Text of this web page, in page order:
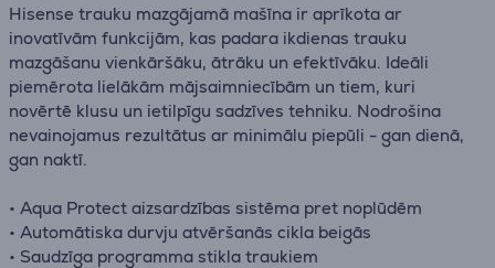
Hisense trauku mazgājamā mašīna ir aprīkota ar
inovatīvām funkcijām, kas padara ikdienas trauku
mazgāšanu vienkāršāku, ātrāku un efektīvāku. Ideāli
piemērota lielākām mājsaimniecībām un tiem, kuri
novērtē klusu un ietilpīgu sadzīves tehniku. Nodrošina
nevainojamus rezultātus ar minimālu piepūli - gan dienā,
gan naktī.
• Aqua Protect aizsardzības sistēma pret noplūdēm
• Automātiska durvju atvēršanās cikla beigās
• Saudzīga programma stikla traukiem